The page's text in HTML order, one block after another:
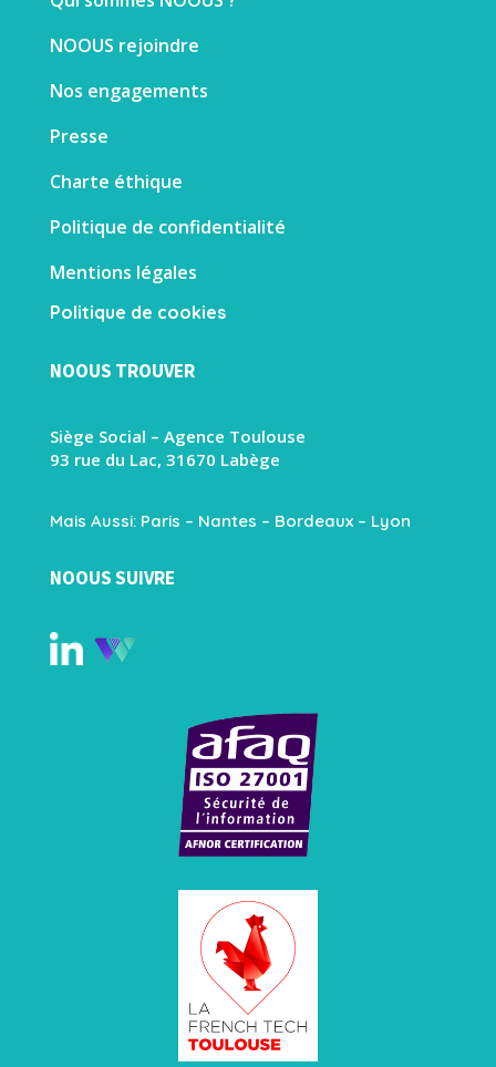
NOOUS rejoindre
Nos engagements
Presse
Charte éthique
Politique de confidentialité
Mentions légales
Politique de cookies
NOOUS TROUVER
Siège Social – Agence Toulouse
93 rue du Lac, 31670 Labège
Mais Aussi: Paris – Nantes – Bordeaux – Lyon
NOOUS SUIVRE